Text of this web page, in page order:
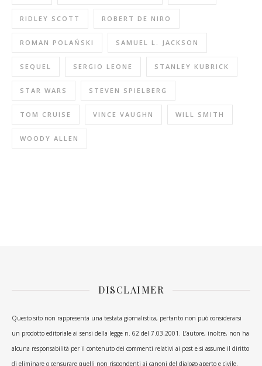
RIDLEY SCOTT ROBERT DE NIRO
ROMAN POLAŃSKI SAMUEL L. JACKSON
SEQUEL SERGIO LEONE STANLEY KUBRICK
STAR WARS STEVEN SPIELBERG
TOM CRUISE VINCE VAUGHN WILL SMITH
WOODY ALLEN
DISCLAIMER
Questo sito non rappresenta una testata giornalistica, pertanto non può considerarsi
un prodotto editoriale ai sensi della legge n. 62 del 7.03.2001. L’autore, inoltre, non ha
alcuna responsabilità per il contenuto dei commenti relativi ai post e si assume il diritto
di eliminare o censurare quelli non rispondenti ai canoni del dialogo aperto e civile.